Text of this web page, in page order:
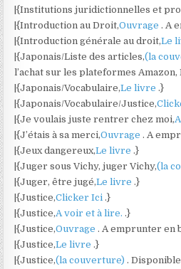
|{Institutions juridictionnelles et
|{Introduction au Droit,Ouvrage. A
|{Introduction générale au droit,Le
|{Japonais/Liste des articles,(la
l’achat sur les plateformes Amazon,
|{Japonais/Vocabulaire,Le livre.}
|{Japonais/Vocabulaire/Justice,
|{Je voulais juste rentrer chez moi,
|{J’étais à sa merci,Ouvrage. A
|{Jeux dangereux,Le livre.}
|{Juger sous Vichy, juger Vichy,(la
|{Juger, être jugé,Le livre.}
|{Justice,Clicker Ici.}
|{Justice,A voir et à lire..}
|{Justice,Ouvrage. A emprunter en
|{Justice,Le livre.}
|{Justice,(la couverture).